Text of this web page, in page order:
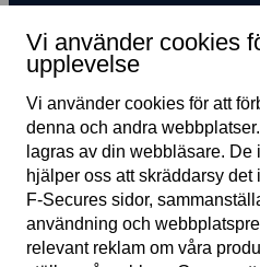
Prenumerera
Vi använder cookies
upplevelse
Vi använder cookies för att
denna och andra
lagras av din webb­läsare.
hjälper oss att skräddarsy det
F‑Secures sidor,
användning och
relevant reklam om våra